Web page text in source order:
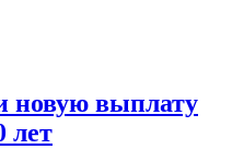
новую выплату
лет